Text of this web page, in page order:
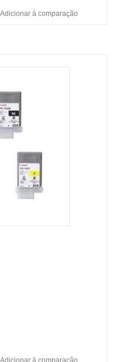
Adicionar à comparação
Adicionar à comparação